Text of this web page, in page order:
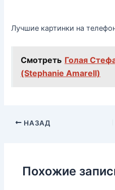
Лучшие картинки на
Смотреть Голая
(Stephanie Amarell)
НАЗАД
Похожие